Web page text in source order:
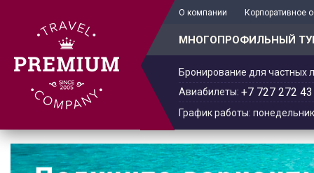
О компании Корпоративное
МНОГОПРОФИЛЬНЫЙ
Бронирование для частных
Авиабилеты: +7 727 272
График работы: